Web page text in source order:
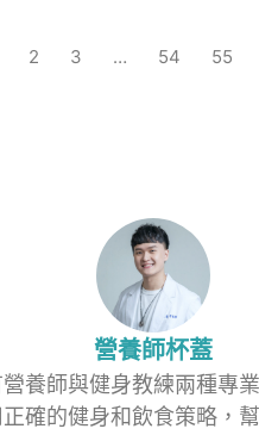
2 3 … 54 55
營養師杯蓋
養師與健身教練兩種專
確的健身和飲食策略，